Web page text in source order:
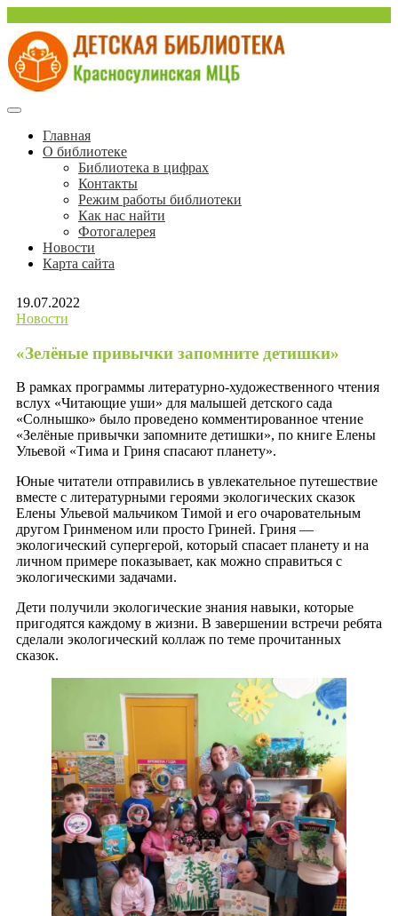
содержимому
Детская библиотека
Красносулинской МЦБ
Красносулинская Детская библиотека
Главная
О библиотеке
Библиотека в цифрах
Контакты
Режим работы библиотеки
Как нас найти
Фотогалерея
Новости
Карта сайта
19.07.2022
Новости
«Зелёные привычки запомните детишки»
В рамках программы литературно-художественного чтения
вслух «Читающие уши» для малышей детского сада
«Солнышко» было проведено комментированное чтение
«Зелёные привычки запомните детишки», по книге Елены
Ульевой «Тима и Гриня спасают планету».
Юные читатели отправились в увлекательное путешествие
вместе с литературными героями экологических сказок
Елены Ульевой мальчиком Тимой и его очаровательным
другом Гринменом или просто Гриней. Гриня —
экологический супергерой, который спасает планету и на
личном примере показывает, как можно справиться с
экологическими задачами.
Дети получили экологические знания навыки, которые
пригодятся каждому в жизни. В завершении встречи ребята
сделали экологический коллаж по теме прочитанных
сказок.